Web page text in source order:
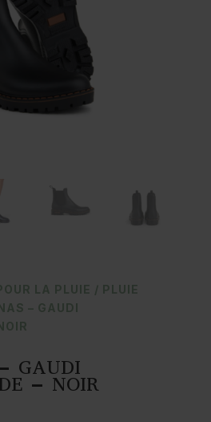
LA PLUIE / PLUIE
– GAUDI
GAUDI
– NOIR